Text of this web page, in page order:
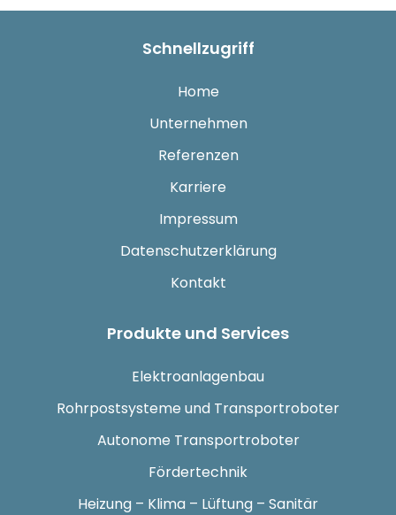
Schnellzugriff
Home
Unternehmen
Referenzen
Karriere
Impressum
Datenschutzerklärung
Kontakt
Produkte und Services
Elektroanlagenbau
Rohrpostsysteme und Transportroboter
Autonome Transportroboter
Fördertechnik
Heizung – Klima – Lüftung – Sanitär